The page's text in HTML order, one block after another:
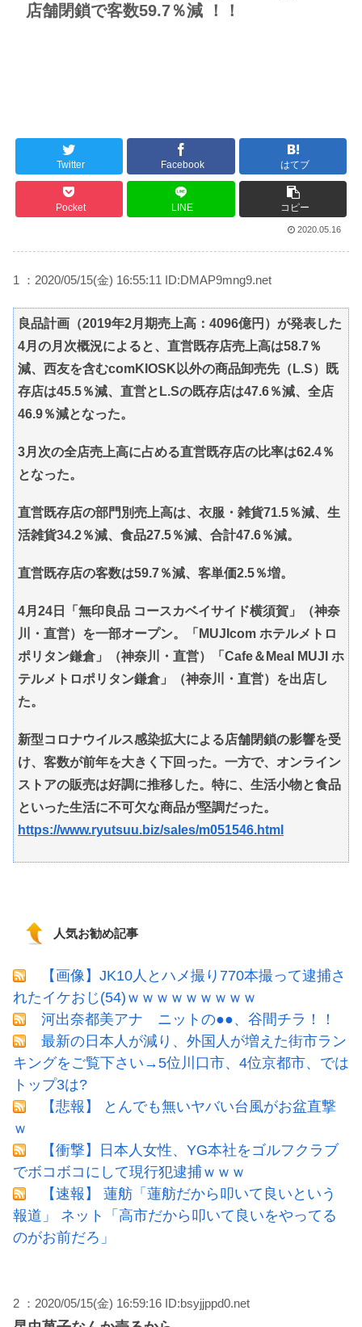
8/4のニュース
Powered by livedoor 相互RSS
店舗閉鎖で客数59.7％減 ！！
Twitter Facebook はてブ
Pocket LINE コピー
2020.05.16
1 ：2020/05/15(金) 16:55:11 ID:DMAP9mng9.net
良品計画（2019年2月期売上高：4096億円）が発表した
4月の月次概況によると、直営既存店売上高は58.7％
減、西友を含むcomKIOSK以外の商品卸売先（L.S）既
存店は45.5％減、直営とL.Sの既存店は47.6％減、全店
46.9％減となった。
3月次の全店売上高に占める直営既存店の比率は62.4％
となった。
直営既存店の部門別売上高は、衣服・雑貨71.5％減、生
活雑貨34.2％減、食品27.5％減、合計47.6％減。
直営既存店の客数は59.7％減、客単価2.5％増。
4月24日「無印良品 コースカベイサイド横須賀」（神奈
川・直営）を一部オープン。「MUJIcom ホテルメトロ
ポリタン鎌倉」（神奈川・直営）「Cafe＆Meal MUJI ホ
テルメトロポリタン鎌倉」（神奈川・直営）を出店し
た。
新型コロナウイルス感染拡大による店舗閉鎖の影響を受
け、客数が前年を大きく下回った。一方で、オンライン
ストアの販売は好調に推移した。特に、生活小物と食品
といった生活に不可欠な商品が堅調だった。
https://www.ryutsuu.biz/sales/m051546.html
人気お勧め記事
【画像】JK10人とハメ撮り770本撮って逮捕さ
れたイケおじ(54)ｗｗｗｗｗｗｗｗｗ
河出奈都美アナ ニットの●●、谷間チラ！！
最新の日本人が減り、外国人が増えた街市ラン
キングをご覧下さい→5位川口市、4位京都市、では
トップ3は?
【悲報】 とんでも無いヤバい台風がお盆直撃
ｗ
【衝撃】日本人女性、YG本社をゴルフクラブ
でボコボコにして現行犯逮捕ｗｗｗ
【速報】 蓮舫「蓮舫だから叩いて良いという
報道」 ネット「高市だから叩いて良いをやってる
のがお前だろ」
2 ：2020/05/15(金) 16:59:16 ID:bsyjjppd0.net